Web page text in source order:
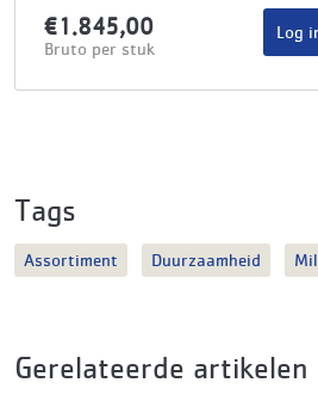
€1.845,00
Bruto per stuk
Log
Tags
Assortiment Duurzaamheid
Gerelateerde artikelen